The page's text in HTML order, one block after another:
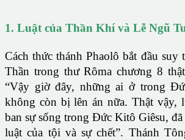
1. Luật của Thần Khí và Lễ Ngũ
Cách thức thánh Phaolô bắt đầu suy
Thần trong thư Rôma chương 8
“Vậy giờ đây, những ai ở trong
không còn bị lên án nữa. Thật vậy,
ban sự sống trong Đức Kitô Giêsu,
luật của tội và sự chết”. Thánh